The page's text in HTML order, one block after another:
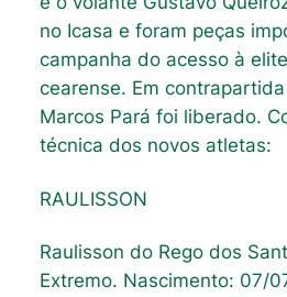
no Icasa e foram peças
campanha do acesso à
cearense. Em
Marcos Pará foi liberado.
técnica dos novos atletas:
RAULISSON
Raulisson do Rego dos
Extremo. Nascimento: 07/